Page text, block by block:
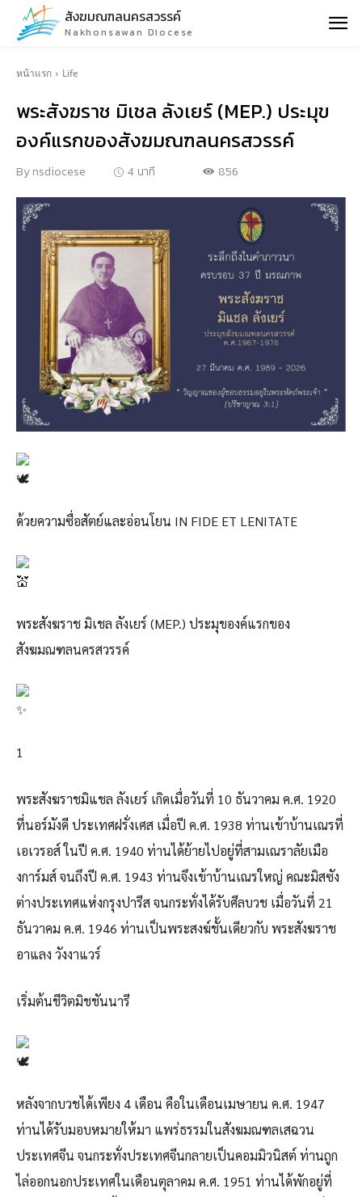
สังฆมณฑลนครสวรรค์
Nakhonsawan Diocese
หน้าแรก Life
พระสังฆราช มิเชล ลังเยร์ (MEP.) ประมุข
องค์แรกของสังฆมณฑลนครสวรรค์
Bynsdiocese 4 นาที 856
ด้วยความซื่อสัตย์และอ่อนโยน IN FIDE ET LENITATE
พระสังฆราช มิเชล ลังเยร์ (MEP.) ประมุของค์แรกของ
สังฆมณฑลนครสวรรค์
1
พระสังฆราชมิแชล ลังเยร์ เกิดเมื่อวันที่ 10 ธันวาคม ค.ศ. 1920
ที่นอร์มังดี ประเทศฝรั่งเศส เมื่อปี ค.ศ. 1938 ท่านเข้าบ้านเณรที่
เอเวรอส์ ในปี ค.ศ. 1940 ท่านได้ย้ายไปอยู่ที่สามเณราลัยเมือ
งการ์มส์ จนถึงปี ค.ศ. 1943 ท่านจึงเข้าบ้านเณรใหญ่ คณะมิสซัง
ต่างประเทศแห่งกรุงปารีส จนกระทั่งได้รับศีลบวช เมื่อวันที่ 21
ธันวาคม ค.ศ. 1946 ท่านเป็นพระสงฆ์ชั้นเดียวกับ พระสังฆราช
อาแลง วังงาแวร์
เริ่มต้นชีวิตมิชชันนารี
หลังจากบวชได้เพียง 4 เดือน คือในเดือนเมษายน ค.ศ. 1947
ท่านได้รับมอบหมายให้มา แพร่ธรรมในสังฆมณฑลเสฉวน
ประเทศจีน จนกระทั่งประเทศจีนกลายเป็นคอมมิวนิสต์ ท่านถูก
ไล่ออกนอกประเทศในเดือนตุลาคม ค.ศ. 1951 ท่านได้พักอยู่ที่